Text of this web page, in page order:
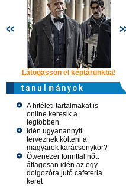
Látogasson el képtárunkba!
A hitéleti tartalmakat is
online keresik a
legtöbben
idén ugyanannyit
terveznek költeni a
magyarok karácsonykor?
Ötvenezer forinttal nőtt
átlagosan idén az egy
dolgozóra jutó cafeteria
keret